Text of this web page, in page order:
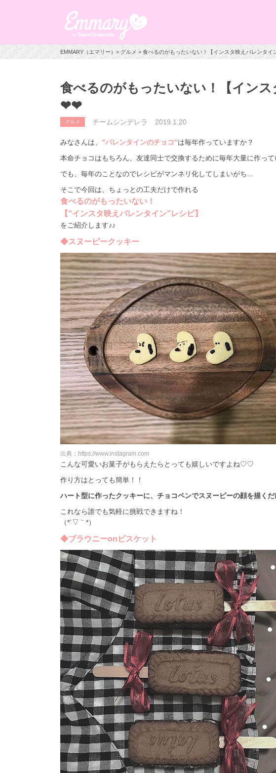
EMMARY（エマリー）>グルメ> 食べるのがもったいない！【インスタ映えバレンタ
食べるのがもったいない！【イン
❤❤
グルメ チームシンデレラ 2019.1.20
みなさんは、 ”バレンタインのチョコ”は毎年作っていますか？
本命チョコはもちろん、友達同士で交換するために毎年大量に作っ
でも、毎年のことなのでレシピがマンネリ化してしまいがち…
そこで今回は、ちょっとの工夫だけで作れる
食べるのがもったいない！
【“インスタ映えバレンタイン”レシピ】
をご紹介します♪♪
◆スヌーピークッキー
出典：https://www.instagram.com
こんな可愛いお菓子がもらえたらとっても嬉しいですよね♡♡
作り方はとっても簡単！！
ハート型に作ったクッキーに、チョコペンでスヌーピーの顔を描くだ
これなら誰でも気軽に挑戦できますね！
（*´▽｀*）
◆ブラウニーonビスケット